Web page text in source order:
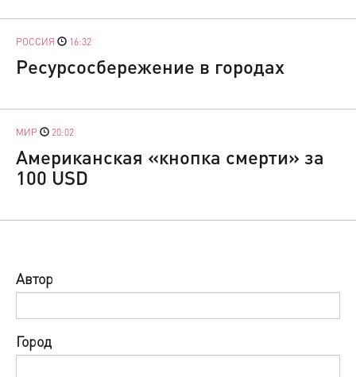
РОССИЯ 16:32
Ресурсосбережение в городах
МИР 20:02
Американская «кнопка смерти» за
100 USD
Автор
Город